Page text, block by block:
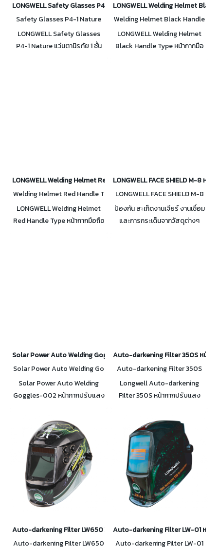
LONGWELL Safety Glasses P4-1 Nature แว่นตานิรภัย 1 ชั้น (ใส)
Safety Glasses P4-1 Nature
LONGWELL Safety Glasses
P4-1 Nature แว่นตานิรภัย 1 ชั้น
LONGWELL Welding Helmet
Welding Helmet Black Handle
Type
LONGWELL Welding Helmet
Black Handle Type หน้ากากมือ
LONGWELL Welding Helmet Red Handle Type หน้ากากมือถือสีแดง
Welding Helmet Red Handle T
ype
LONGWELL Welding Helmet
Red Handle Type หน้ากากมือถือ
LONGWELL FACE SHIELD M-8 หน้
LONGWELL FACE SHIELD M-8
ป้องกัน สะเก็ดงานเจียร์ งานเชื่อม
และการกระเด็นจากวัสดุต่างๆ
Solar Power Auto Welding Goggles-002 หน้ากากปรับแสงอัตโนมัติ
Solar Power Auto Welding Go
ggles-002
Solar Power Auto Welding
Goggles-002 หน้ากากปรับแสง
ปรับแสงได้เร็วเพียง 1/10000S
มาพร้อม กล่องและสายคล้องแว่น
Auto-darkening Filter 350S หน้าก
Auto-darkening Filter 350S
Longwell Auto-darkening
Filter 350S หน้ากากปรับแสง
1/25000S ใช้ได้ทั้งงานเชื่อม และ
เจียร์ สีเสมือนจริง ถนอมสายตา
Auto-darkening Filter LW650 XXL หน้ากากปรับแสงอัตโนมัติ
Auto-darkening Filter LW650
Auto-darkening Filter LW-01 หน้า
Auto-darkening Filter LW-01